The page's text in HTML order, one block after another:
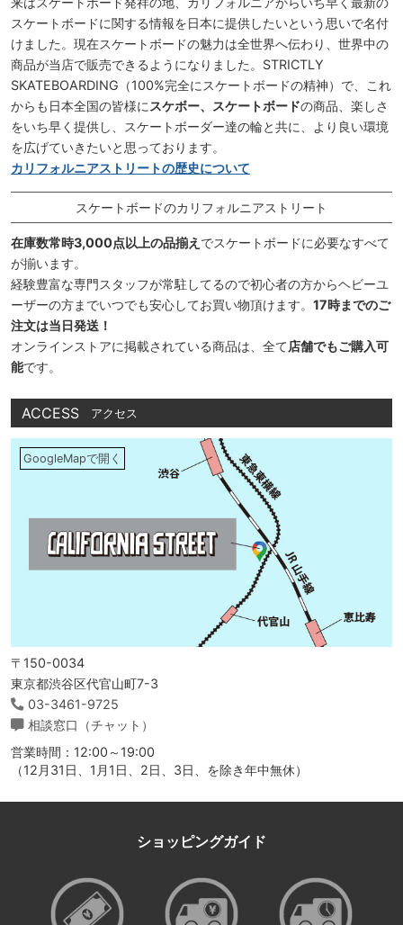
スケートボードに関する情報を日本に提供したいという思いで名付
けました。現在スケートボードの魅力は全世界へ伝わり、世界中の
商品が当店で販売できるようになりました。STRICTLY
SKATEBOARDING（100%完全にスケートボードの精神）で、これ
からも日本全国の皆様にスケボー、スケートボードの商品、楽しさ
をいち早く提供し、スケートボーダー達の輪と共に、より良い環境
を広げていきたいと思っております。
カリフォルニアストリートの歴史について
スケートボードのカリフォルニアストリート
在庫数常時3,000点以上の品揃え でスケートボードに必要なすべて
が揃います。
経験豊富な専門スタッフが常駐してるので初心者の方からヘビーユ
ーザーの方までいつでも安心してお買い物頂けます。 17時までのご
注文は当日発送！
オンラインストアに掲載されている商品は、全て店舗でもご購入可
能です。
ACCESS アクセス
GoogleMapで開く
〒150-0034
東京都渋谷区代官山町7-3
03-3461-9725
相談窓口（チャット）
営業時間：12:00～19:00
（12月31日、1月1日、2日、3日、を除き年中無休）
ショッピングガイド